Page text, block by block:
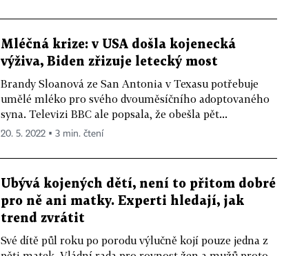
Mléčná krize: v USA došla kojenecká
výživa, Biden zřizuje letecký most
Brandy Sloanová ze San Antonia v Texasu potřebuje
umělé mléko pro svého dvouměsíčního adoptovaného
syna. Televizi BBC ale popsala, že obešla pět...
20. 5. 2022 ▪ 3 min. čtení
Ubývá kojených dětí, není to přitom dobré
pro ně ani matky. Experti hledají, jak
trend zvrátit
Své dítě půl roku po porodu výlučně kojí pouze jedna z